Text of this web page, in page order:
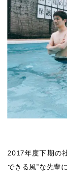
2017年度下期の
できる風”な先輩